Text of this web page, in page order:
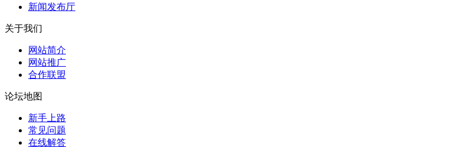
新闻发布厅
关于我们
网站简介
网站推广
合作联盟
论坛地图
新手上路
常见问题
在线解答